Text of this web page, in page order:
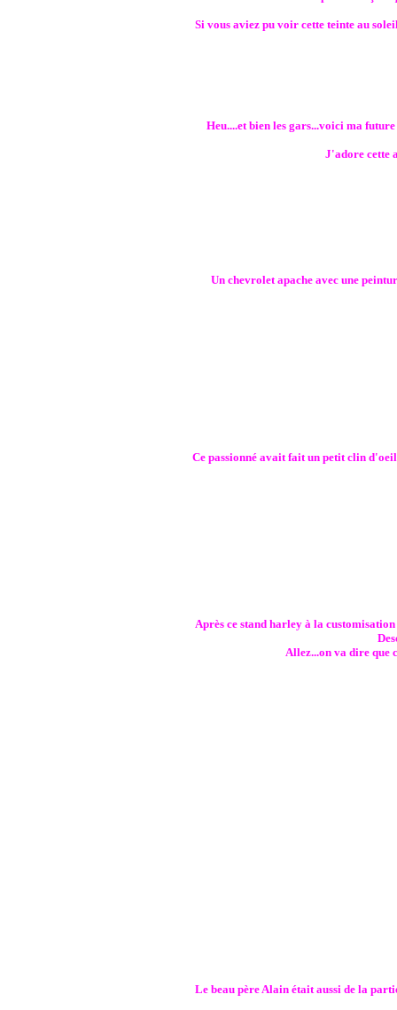
Si vous aviez pu voir cette teinte au
Heu....et bien les gars...voici ma
J'adore cette
Un chevrolet apache avec une
Ce passionné avait fait un petit clin
Après ce stand harley à la customisation
Allez...on va dire que
Le beau père Alain était aussi de la